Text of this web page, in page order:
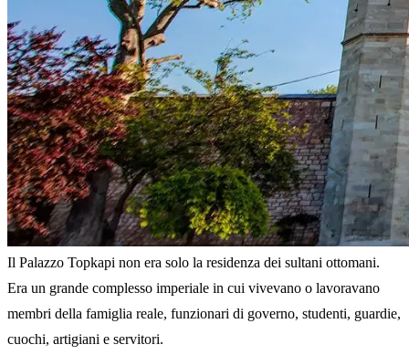
Il Palazzo Topkapi non era solo la residenza dei sultani ottomani.
Era un grande complesso imperiale in cui vivevano o lavoravano
membri della famiglia reale, funzionari di governo, studenti, guardie,
cuochi, artigiani e servitori.